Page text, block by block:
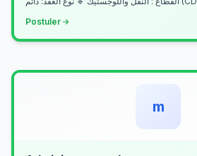
Postuler
m